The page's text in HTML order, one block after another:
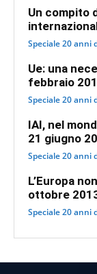
Un compito
Speciale 20 anni
Ue: una
febbraio
Speciale 20 anni
IAI, nel
21 giugno
Speciale 20 anni
L’Europa
ottobre
Speciale 20 anni